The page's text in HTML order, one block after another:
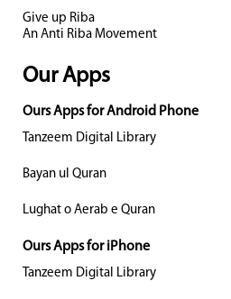
Give up Riba
An Anti Riba Movement
Our Apps
Ours Apps for Android Phone
Tanzeem Digital Library
Bayan ul Quran
Lughat o Aerab e Quran
Ours Apps for iPhone
Tanzeem Digital Library